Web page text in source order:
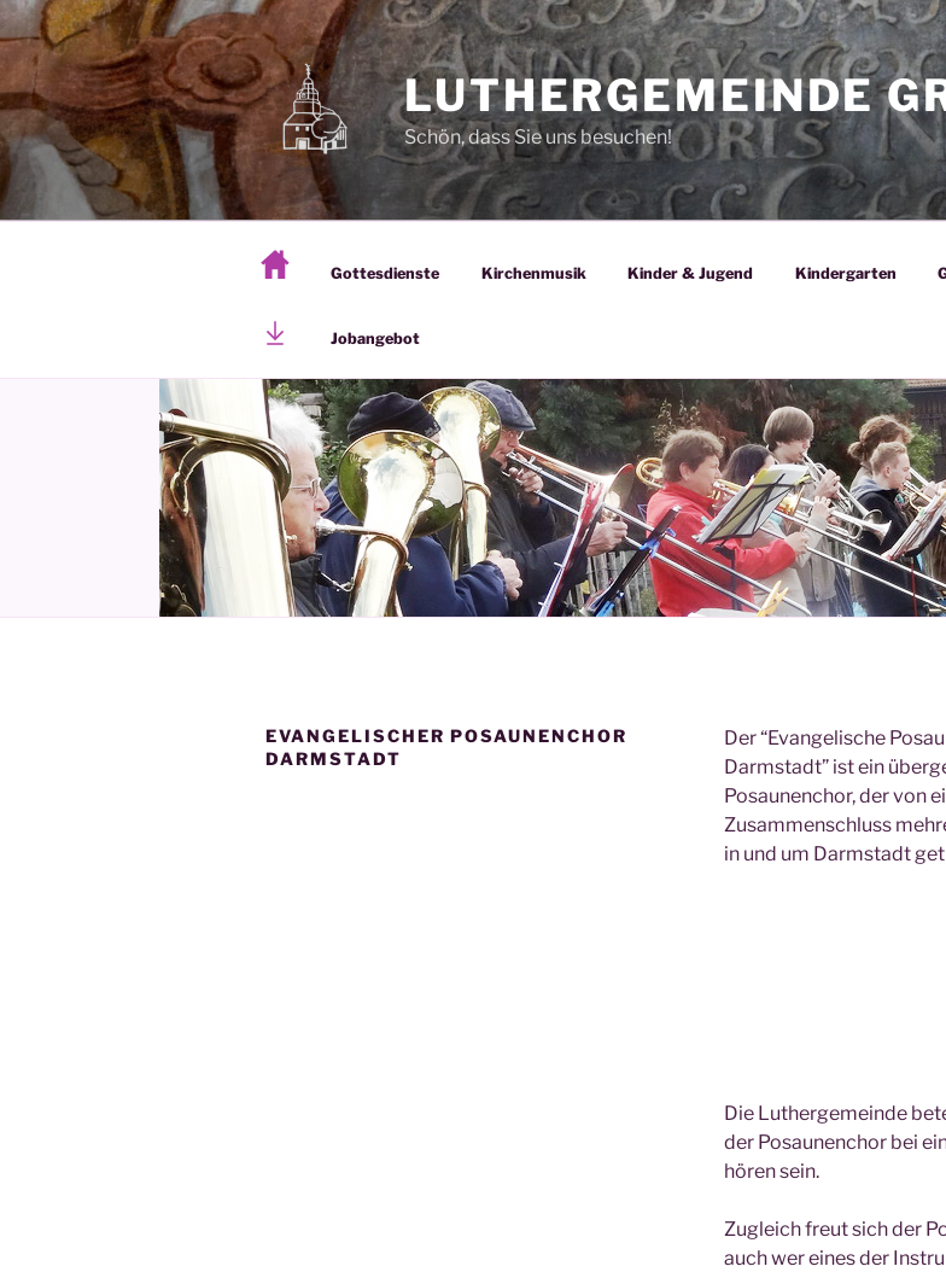
Zum
Inhalt
springen
LUTHERGEMEINDE
Schön, dass Sie uns besuchen!
Gottesdienste Kirchenmusik Kinder & Jugend Kindergarten
Jobangebot
EVANGELISCHER POSAUNENCHOR
DARMSTADT
Der Evangelische
Darmstadt ist ein
Posaunenchor, der von
Zusammenschluss
in und um Darmstadt
Die Luthergemeinde
der Posaunenchor bei
hören sein.
Zugleich freut sich der
auch wer eines der